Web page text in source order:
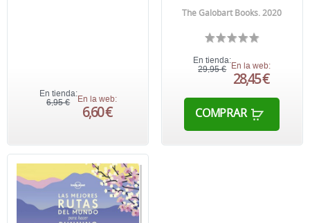
En tienda:
6,95 €
En la web:
6,60 €
The Galobart Books. 2020
En tienda:
29,95 € En la web:
28,45 €
COMPRAR